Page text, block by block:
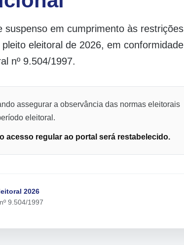
em cumprimento às restrições
eleitoral de 2026, em conformidade
nº 9.504/1997.
assegurar a observância das normas eleitorais
eleitoral.
acesso regular ao portal será restabelecido.
2026
9.504/1997